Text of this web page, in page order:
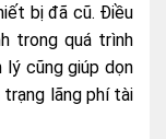
bị đã cũ. Điều
trong quá trình
lý cũng giúp dọn
trạng lãng phí tài